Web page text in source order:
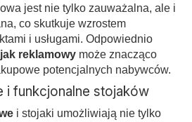
jest nie tylko zauważalna, ale i
co skutkuje wzrostem
i usługami. Odpowiednio
reklamowy może znacząco
potencjalnych nabywców.
i funkcjonalne stojaków
i stojaki umożliwiają nie tylko